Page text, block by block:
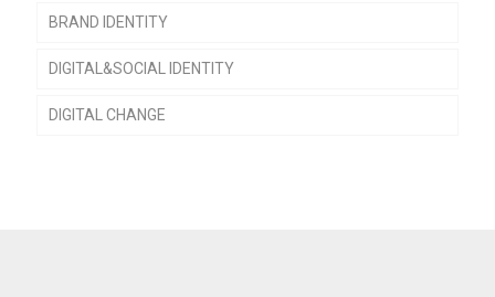
BRAND IDENTITY
DIGITAL&SOCIAL IDENTITY
DIGITAL CHANGE